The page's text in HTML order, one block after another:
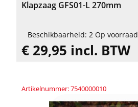
Klapzaag GFS01-L 270mm
Beschikbaarheid: 2 Op voorraad
€ 29,95 incl. BTW
Artikelnummer: 7540000010